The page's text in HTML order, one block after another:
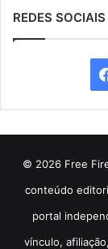
REDES SOCIAIS
© 2026 Free
conteúdo
portal
vínculo,